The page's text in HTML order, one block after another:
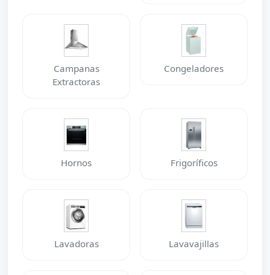
Campanas
Extractoras
Congeladores
Hornos Frigoríficos
Lavadoras Lavavajillas